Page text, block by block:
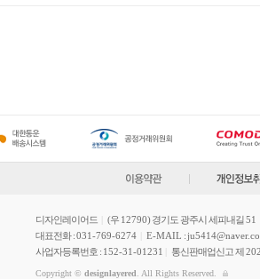
디자인레이어드 (우 12790) 경기도 광주시 세피내길51
대표전화 :031-769-6274 E-MAIL :
사업자등록번호 : 152-31-01231 통신판매업신고 제
Copyright © designlayered . All Rights Reserved.